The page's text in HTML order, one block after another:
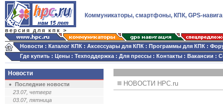
версия для кпк >
Коммуникаторы, смартфоны, КПК, GPS-
Новости : Каталог КПК : Аксессуары для КПК : Программы для КПК :
Где купить : Цены : Техподдержка : Для прессы : Контакты : Вакансии :
Новости
Последние новости
23.07, четверг
03.07, пятница
НОВОСТИ HPC.ru